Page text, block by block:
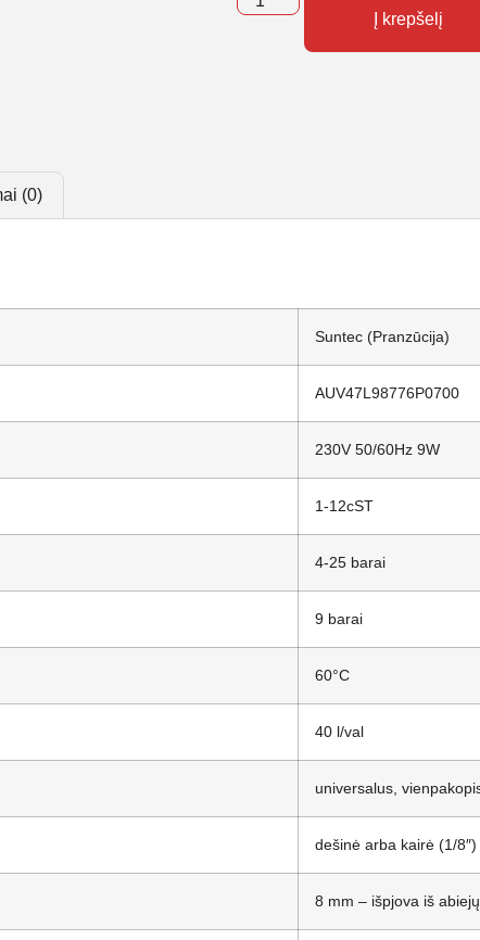
Į krepšelį
(0)
Suntec (Pranzūcija)
AUV47L98776P0700
230V 50/60Hz 9W
1-12cST
4-25 barai
9 barai
60°C
40 l/val
universalus,
dešinė arba kairė (1/8″)
8 mm – išpjova iš